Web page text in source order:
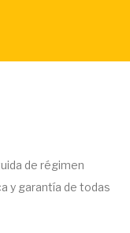
de régimen
y garantía de todas